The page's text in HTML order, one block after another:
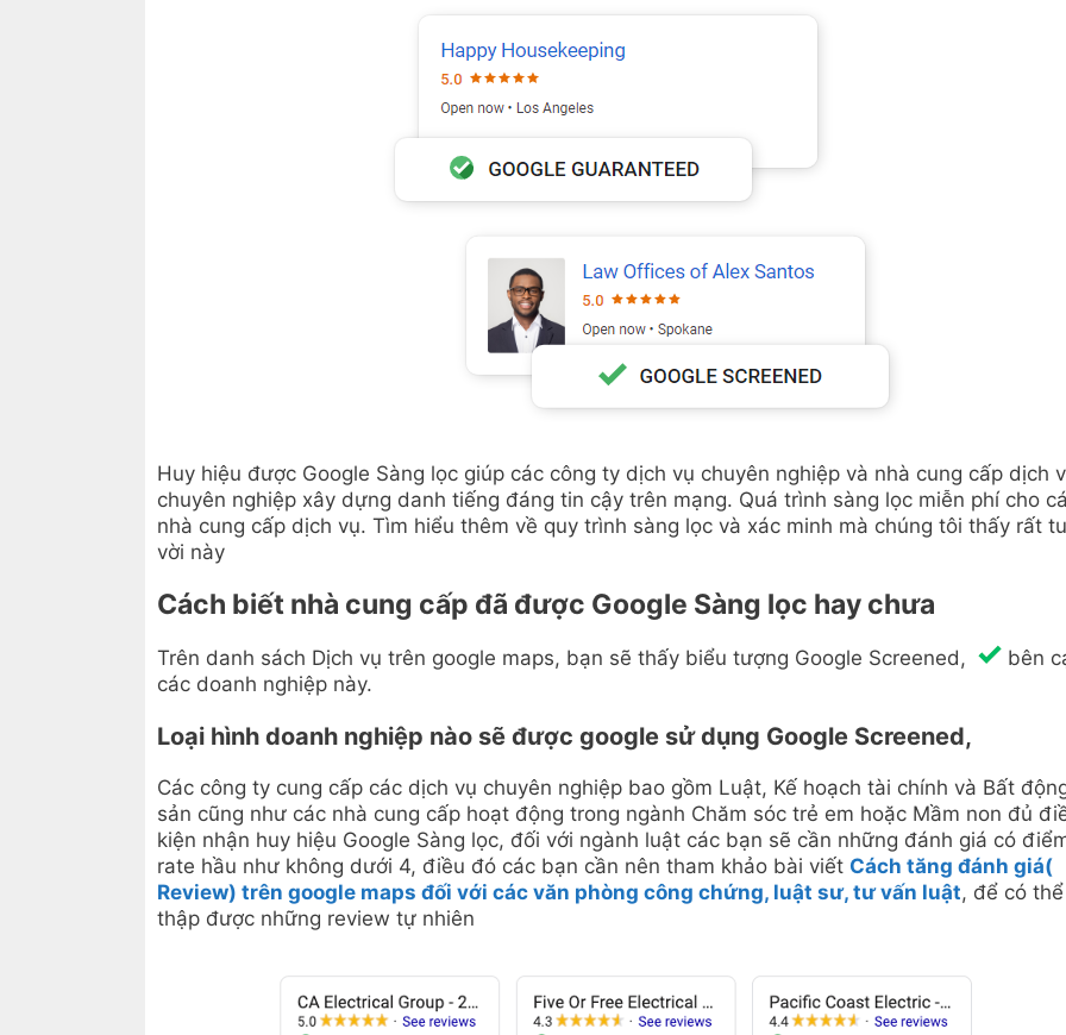
Huy hiệu được Google Sàng lọc giúp các công ty dịch vụ chuyên nghiệp và nhà cung cấp dịch
chuyên nghiệp xây dựng danh tiếng đáng tin cậy trên mạng. Quá trình sàng lọc miễn phí cho
nhà cung cấp dịch vụ. Tìm hiểu thêm về quy trình sàng lọc và xác minh mà chúng tôi thấy rất
vời này
Cách biết nhà cung cấp đã được Google Sàng lọc hay chưa
Trên danh sách Dịch vụ trên google maps, bạn sẽ thấy biểu tượng Google Screened,
bên
các doanh nghiệp này.
Loại hình doanh nghiệp nào sẽ được google sử dụng Google Screened,
Các công ty cung cấp các dịch vụ chuyên nghiệp bao gồm Luật, Kế hoạch tài chính và Bất
sản cũng như các nhà cung cấp hoạt động trong ngành Chăm sóc trẻ em hoặc Mầm non đủ
kiện nhận huy hiệu Google Sàng lọc, đối với ngành luật các bạn sẽ cần những đánh giá có
rate hầu như không dưới 4, điều đó các bạn cần nên tham khảo bài viết Cách tăng đánh giá(
Review) trên google maps đối với các văn phòng công chứng, luật sư, tư vấn luật, để có
thập được những review tự nhiên